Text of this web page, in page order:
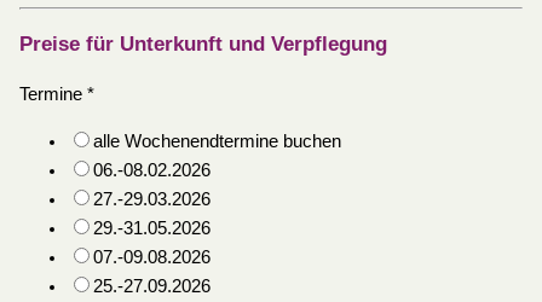
Preise für Unterkunft und Verpflegung
Termine *
alle Wochenendtermine buchen
06.-08.02.2026
27.-29.03.2026
29.-31.05.2026
07.-09.08.2026
25.-27.09.2026